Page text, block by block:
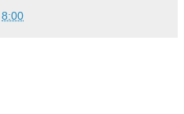
8:00